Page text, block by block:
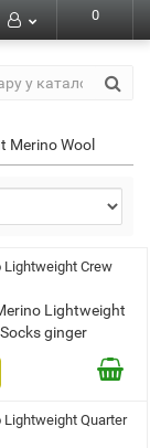
0
Merino Wool
Lightweight Crew
Lightweight Quarter